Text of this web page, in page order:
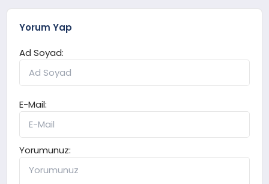
Yorum Yap
Ad Soyad:
E-Mail:
Yorumunuz: